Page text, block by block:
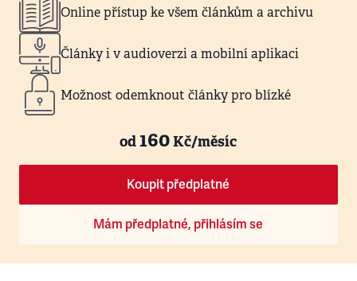
Online přístup ke všem článkům a archivu
Články i v audioverzi a mobilní aplikaci
Možnost odemknout články pro blízké
od160Kč/měsíc
Koupit předplatné
Mám předplatné, přihlásím se